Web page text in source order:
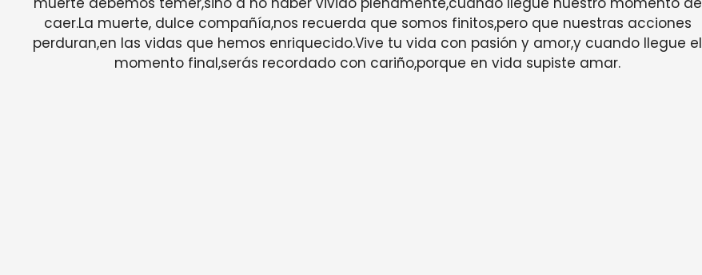
caer.La muerte, dulce compañía,nos recuerda que somos finitos,pero que nuestras acciones
perduran,en las vidas que hemos enriquecido.Vive tu vida con pasión y amor,y cuando llegue el
momento final,serás recordado con cariño,porque en vida supiste amar.